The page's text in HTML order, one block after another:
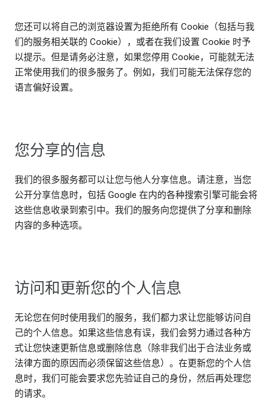
您还可以将自己的浏览器设置为拒绝所有 Cookie（包括与我
们的服务相关联的 Cookie），或者在我们设置 Cookie 时予
以提示。但是请务必注意，如果您停用 Cookie，可能就无法
正常使用我们的很多服务了。例如，我们可能无法保存您的
语言偏好设置。
您分享的信息
我们的很多服务都可以让您与他人分享信息。请注意，当您
公开分享信息时，包括 Google 在内的各种搜索引擎可能会将
这些信息收录到索引中。我们的服务向您提供了分享和删除
内容的多种选项。
访问和更新您的个人信息
无论您在何时使用我们的服务，我们都力求让您能够访问自
己的个人信息。如果这些信息有误，我们会努力通过各种方
式让您快速更新信息或删除信息（除非我们出于合法业务或
法律方面的原因而必须保留这些信息）。在更新您的个人信
息时，我们可能会要求您先验证自己的身份，然后再处理您
的请求。